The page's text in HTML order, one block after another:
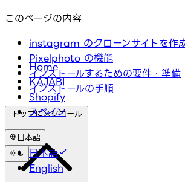
Home
KAJABI
Shopify
スペイン
日本語
日本語
English
このページの内容
instagram のクローンサイトを作
Pixelphoto の機能
インストールするための要件・準備
インストールの手順
トップにスクロール